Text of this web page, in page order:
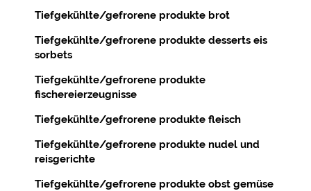
Tiefgekühlte/gefrorene produkte brot
Tiefgekühlte/gefrorene produkte desserts eis
sorbets
Tiefgekühlte/gefrorene produkte
fischereierzeugnisse
Tiefgekühlte/gefrorene produkte fleisch
Tiefgekühlte/gefrorene produkte nudel und
reisgerichte
Tiefgekühlte/gefrorene produkte obst gemüse